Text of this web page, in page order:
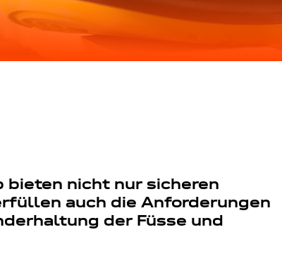
bieten nicht nur sicheren
auch die Anforderungen
der Füsse und